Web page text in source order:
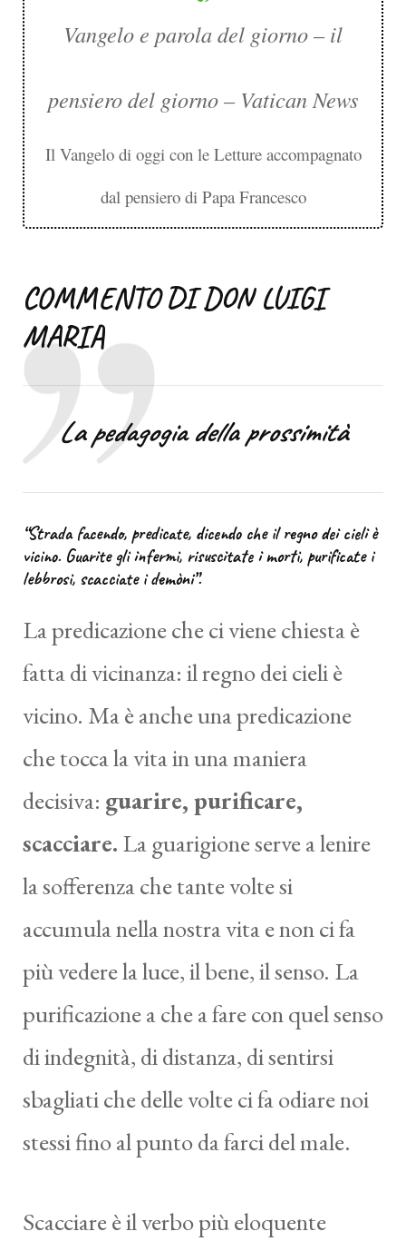
Vangelo e parola del giorno – il
pensiero del giorno – Vatican News
Il Vangelo di oggi con le Letture accompagnato
dal pensiero di Papa Francesco
COMMENTO DI DON LUIGI
MARIA
La pedagogia della prossimità
“Strada facendo, predicate, dicendo che il regno dei cieli è
vicino. Guarite gli infermi, risuscitate i morti, purificate i
lebbrosi, scacciate i demòni”.
La predicazione che ci viene chiesta è
fatta di vicinanza: il regno dei cieli è
vicino. Ma è anche una predicazione
che tocca la vita in una maniera
decisiva: guarire, purificare,
scacciare. La guarigione serve a lenire
la sofferenza che tante volte si
accumula nella nostra vita e non ci fa
più vedere la luce, il bene, il senso. La
purificazione a che a fare con quel senso
di indegnità, di distanza, di sentirsi
sbagliati che delle volte ci fa odiare noi
stessi fino al punto da farci del male.
Scacciare è il verbo più eloquente